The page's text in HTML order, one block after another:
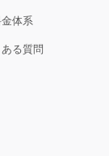
体系
る質問